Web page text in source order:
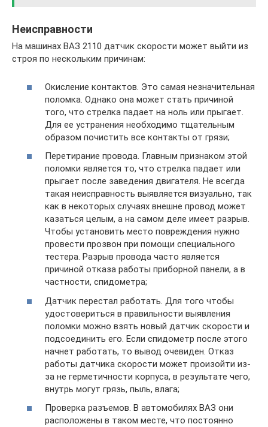
Неисправности
На машинах ВАЗ 2110 датчик скорости может выйти из
строя по нескольким причинам:
Окисление контактов. Это самая незначительная
поломка. Однако она может стать причиной
того, что стрелка падает на ноль или прыгает.
Для ее устранения необходимо тщательным
образом почистить все контакты от грязи;
Перетирание провода. Главным признаком этой
поломки является то, что стрелка падает или
прыгает после заведения двигателя. Не всегда
такая неисправность выявляется визуально, так
как в некоторых случаях внешне провод может
казаться целым, а на самом деле имеет разрыв.
Чтобы установить место повреждения нужно
провести прозвон при помощи специального
тестера. Разрыв провода часто является
причиной отказа работы приборной панели, а в
частности, спидометра;
Датчик перестал работать. Для того чтобы
удостовериться в правильности выявления
поломки можно взять новый датчик скорости и
подсоединить его. Если спидометр после этого
начнет работать, то вывод очевиден. Отказ
работы датчика скорости может произойти из-
за не герметичности корпуса, в результате чего,
внутрь могут грязь, пыль, влага;
Проверка разъемов. В автомобилях ВАЗ они
расположены в таком месте, что постоянно